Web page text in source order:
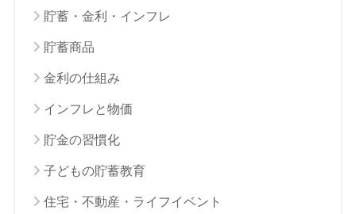
貯蓄・金利・インフレ
貯蓄商品
金利の仕組み
インフレと物価
貯金の習慣化
子どもの貯蓄教育
住宅・不動産・ライフイベント